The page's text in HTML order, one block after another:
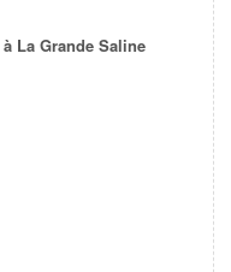
à La Grande Saline